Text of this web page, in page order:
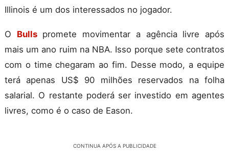
Illinois é um dos interessados no jogador.
O Bullspromete movimentar a agência livre após
mais um ano ruim na NBA. Isso porque sete contratos
com o time chegaram ao fim. Desse modo, a equipe
terá apenas US$ 90 milhões reservados na folha
salarial. O restante poderá ser investido em agentes
livres, como é o caso de Eason.
CONTINUA APÓS A PUBLICIDADE